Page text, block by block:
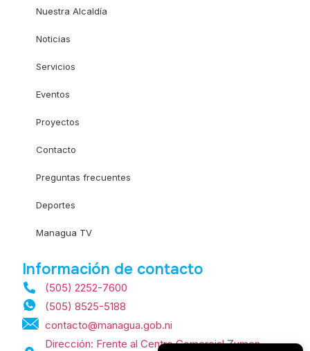
Nuestra Alcaldía
Noticias
Servicios
Eventos
Proyectos
Contacto
Preguntas frecuentes
Deportes
Managua TV
Información de contacto
(505) 2252-7600
(505) 8525-5188
contacto@managua.gob.ni
Dirección: Frente al Centro Comercial Zumen,